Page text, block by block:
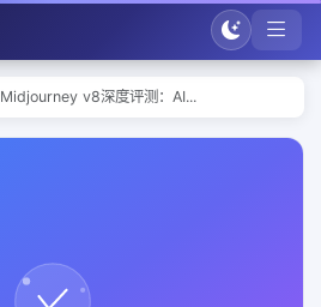
Midjourney v8深度评测：AI...